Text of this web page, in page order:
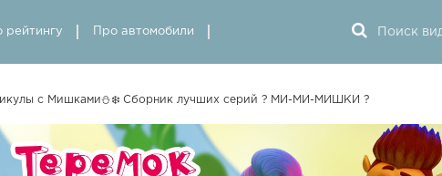
рейтингу Про автомобили
с Мишками⛄❄️ Сборник лучших серий ? МИ-МИ-МИШКИ ?